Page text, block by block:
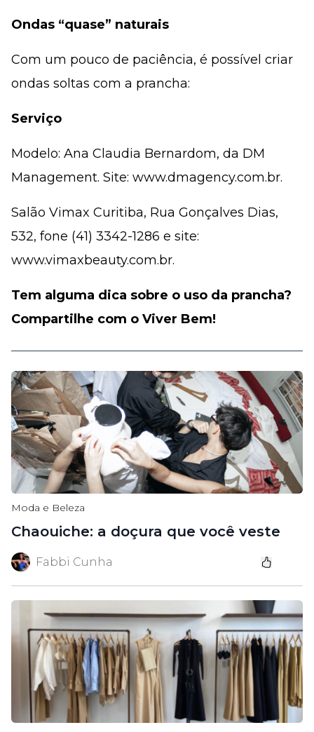
Ondas “quase” naturais
Com um pouco de paciência, é possível criar
ondas soltas com a prancha:
Serviço
Modelo: Ana Claudia Bernardom, da DM
Management. Site: www.dmagency.com.br.
Salão Vimax Curitiba, Rua Gonçalves Dias,
532, fone (41) 3342-1286 e site:
www.vimaxbeauty.com.br.
Tem alguma dica sobre o uso da prancha?
Compartilhe com o Viver Bem!
Moda e Beleza
Chaouiche: a doçura que você veste
Fabbi Cunha